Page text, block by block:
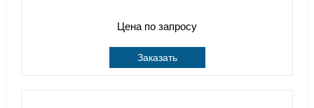
Цена по запросу
Заказать